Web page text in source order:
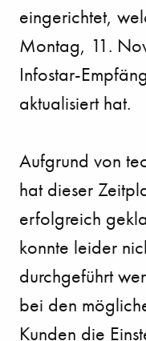
eingerichtet,
Montag, 11.
Infostar-
aktualisiert hat.
Aufgrund von
hat dieser
erfolgreich
konnte leider
durchgeführt
bei den
Kunden die